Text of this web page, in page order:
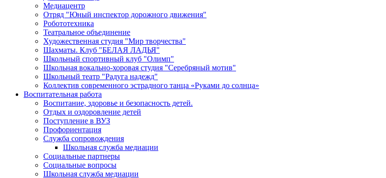
Медиацентр
Отряд "Юный инспектор дорожного движения"
Робототехника
Театральное объединение
Художественная студия "Мир творчества"
Шахматы. Клуб "БЕЛАЯ ЛАДЬЯ"
Школьный спортивный клуб "Олимп"
Школьная вокально-хоровая студия "Серебряный мотив"
Школьный театр "Радуга надежд"
Коллектив современного эстрадного танца «Руками до солнца»
Воспитательная работа
Воспитание, здоровье и безопасность детей.
Отдых и оздоровление детей
Поступление в ВУЗ
Профориентация
Служба сопровождения
Школьная служба медиации
Социальные партнеры
Социальные вопросы
Школьная служба медиации